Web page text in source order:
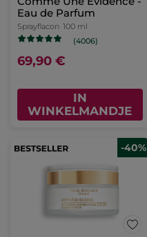
Eau de Parfum
Sprayflacon 100 ml
(4006)
69,90 €
IN
WINKELMANDJE
-40%